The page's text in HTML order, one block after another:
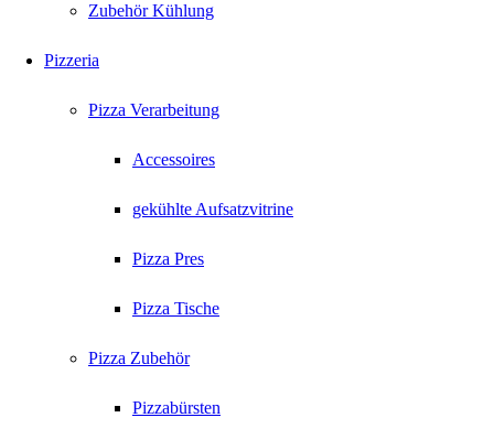
Zubehör Kühlung
Pizzeria
Pizza Verarbeitung
Accessoires
gekühlte Aufsatzvitrine
Pizza Pres
Pizza Tische
Pizza Zubehör
Pizzabürsten